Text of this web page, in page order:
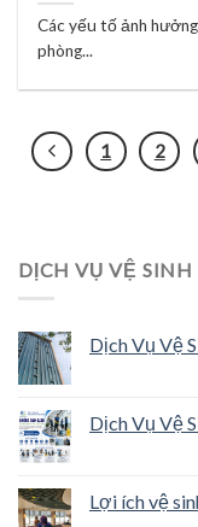
Các yếu tố ảnh
phòng...
1 2
DỊCH VỤ VỆ SINH
Dịch Vụ Vệ
Dịch Vụ Vệ
Lợi ích vệ